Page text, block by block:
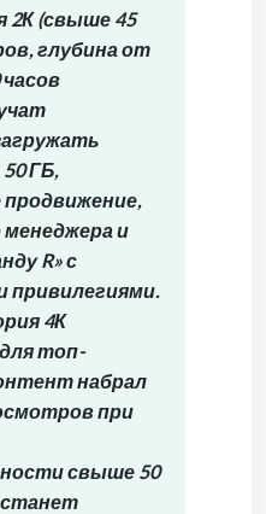
2К (свыше 45
глубина от
часов
ГБ,
менеджера и
R» с
привилегиями.
4К
топ-
набрал
при
свыше 50